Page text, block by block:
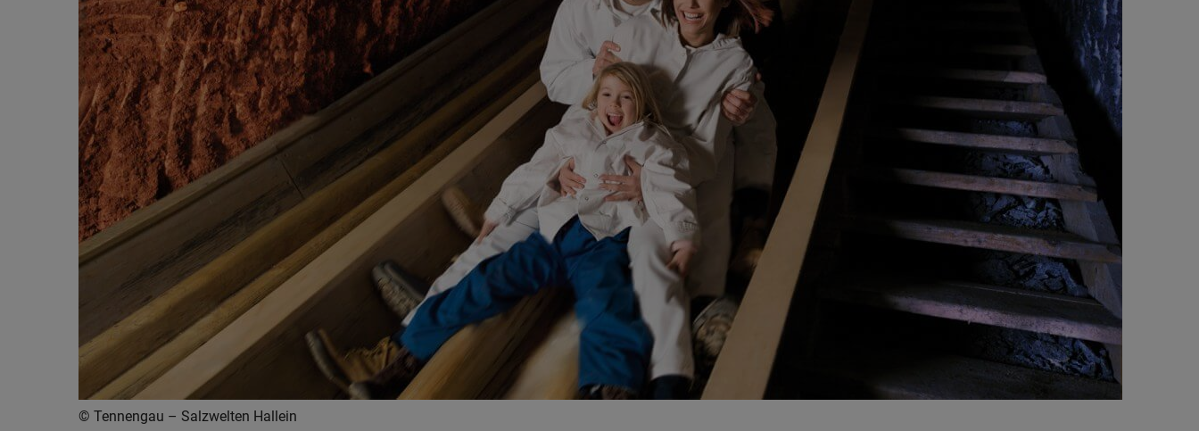
© Tennengau – Salzwelten Hallein